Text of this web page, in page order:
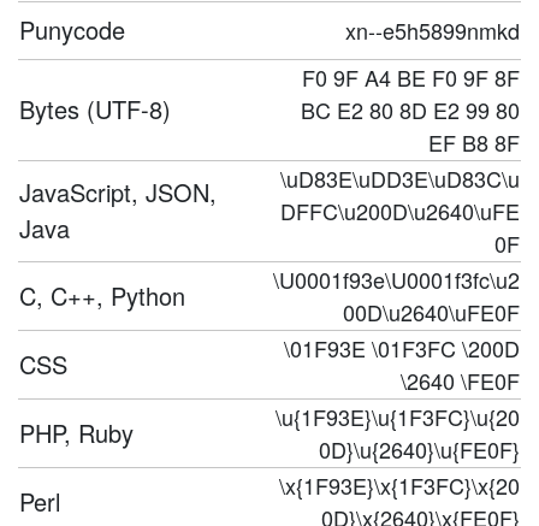
Punycode xn--e5h5899nmkd
Bytes (UTF-8)
F0 9F A4 BE F0 9F 8F
BC E2 80 8D E2 99 80
EF B8 8F
JavaScript, JSON,
Java
\uD83E\uDD3E\uD83C\u
DFFC\u200D\u2640\uFE
0F
C, C++, Python
\U0001f93e\U0001f3fc\u2
00D\u2640\uFE0F
CSS
\01F93E \01F3FC \200D
\2640 \FE0F
PHP, Ruby
\u{1F93E}\u{1F3FC}\u{20
0D}\u{2640}\u{FE0F}
Perl
\x{1F93E}\x{1F3FC}\x{20
0D}\x{2640}\x{FE0F}